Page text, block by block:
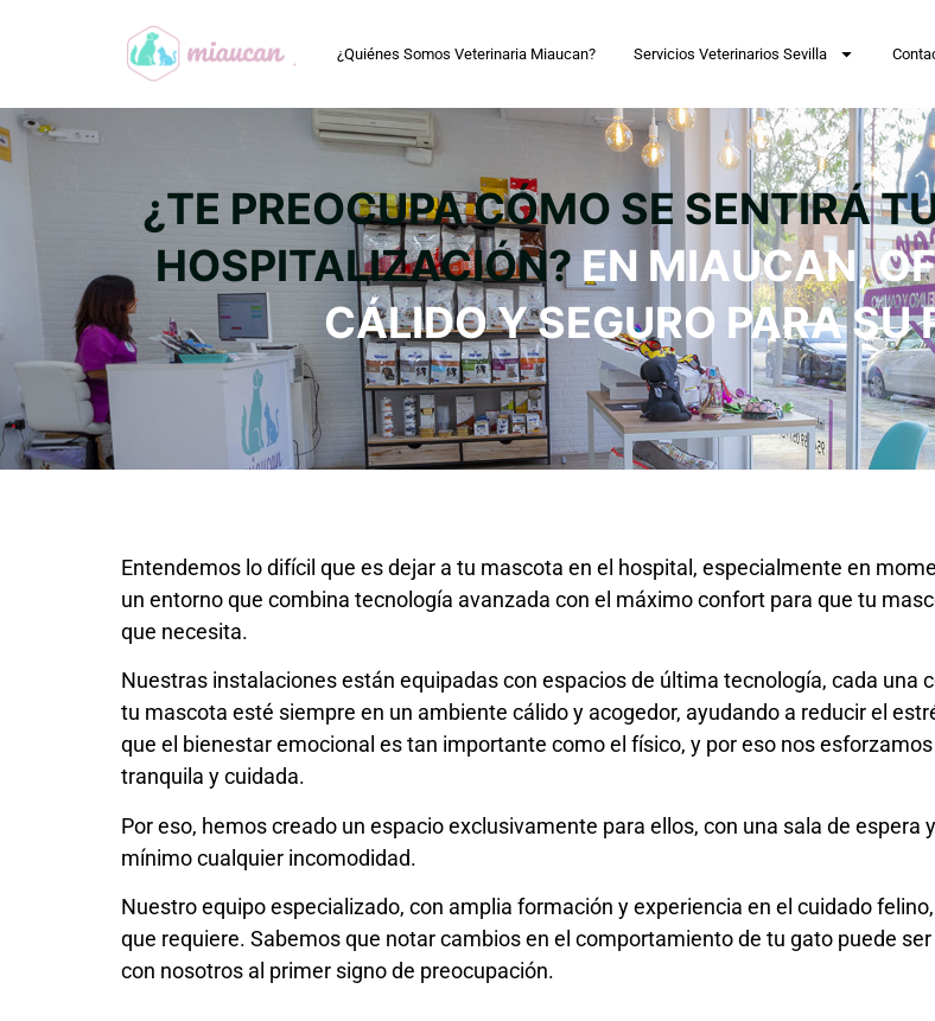
¿Quiénes Somos Veterinaria Miaucan? Servicios Veterinarios Sevilla
¿TE PREOCUPA CÓMO SE SENTIRÁ
HOSPITALIZACIÓN? EN MIAUCAN,
CÁLIDO Y SEGURO PARA SU
Entendemos lo difícil que es dejar a tu mascota en el hospital, especialmente en
un entorno que combina tecnología avanzada con el máximo confort para que tu
que necesita.
Nuestras instalaciones están equipadas con espacios de última tecnología, cada una
tu mascota esté siempre en un ambiente cálido y acogedor, ayudando a reducir el
que el bienestar emocional es tan importante como el físico, y por eso nos
tranquila y cuidada.
Por eso, hemos creado un espacio exclusivamente para ellos, con una sala de
mínimo cualquier incomodidad.
Nuestro equipo especializado, con amplia formación y experiencia en el cuidado
que requiere. Sabemos que notar cambios en el comportamiento de tu gato puede
con nosotros al primer signo de preocupación.